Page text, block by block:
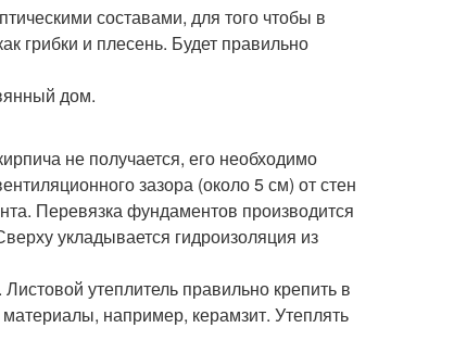
составами, для того чтобы в
грибки и плесень. Будет правильно
не получается, его необходимо
зазора (около 5 см) от стен
Перевязка фундаментов производится
укладывается гидроизоляция из
утеплитель правильно крепить в
например, керамзит. Утеплять